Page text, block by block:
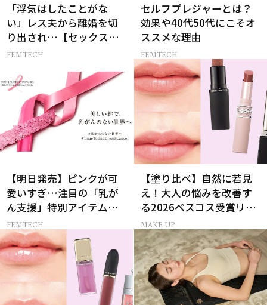
「浮気はしたことがな
い」レス夫から離婚を切
り出され…【セックスレ
ス AND THE CITY -女たち
FEMTECH
セルフプレジャーとは？
効果や40代50代にこそオ
ススメな理由
FEMTECH
【明日発売】ピンクが可
愛いすぎ…注目の「乳が
ん支援」特別アイテム６
選
FEMTECH
【塗り比べ】自然に若見
え！大人の悩みを改善す
る2026ベスコス受賞リッ
プTOP3
MAKE UP